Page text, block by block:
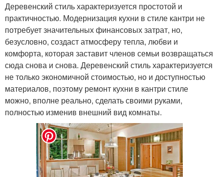
Деревенский стиль характеризуется простотой и
практичностью. Модернизация кухни в стиле кантри не
потребует значительных финансовых затрат, но,
безусловно, создаст атмосферу тепла, любви и
комфорта, которая заставит членов семьи возвращаться
сюда снова и снова. Деревенский стиль характеризуется
не только экономичной стоимостью, но и доступностью
материалов, поэтому ремонт кухни в кантри стиле
можно, вполне реально, сделать своими руками,
полностью изменив внешний вид комнаты.